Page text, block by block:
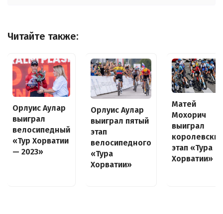
Читайте также:
Орлуис Аулар
выиграл
велосипедный
«Тур Хорватии
— 2023»
Орлуис Аулар
выиграл пятый
этап
велосипедного
«Тура
Хорватии»
Матей
Мохорич
выиграл
королевский
этап «Тура
Хорватии»